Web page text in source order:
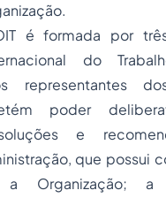
é formada por
do
representantes
poder
e
que possui
Organização; a